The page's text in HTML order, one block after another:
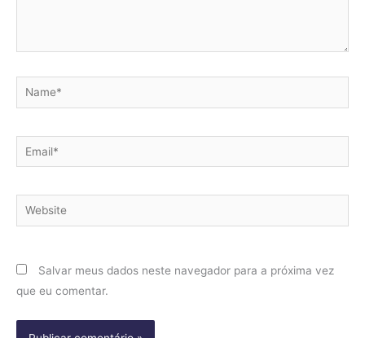
Name*
Email*
Website
Salvar meus dados neste navegador para a próxima vez
que eu comentar.